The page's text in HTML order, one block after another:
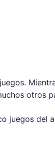
otros
juegos del